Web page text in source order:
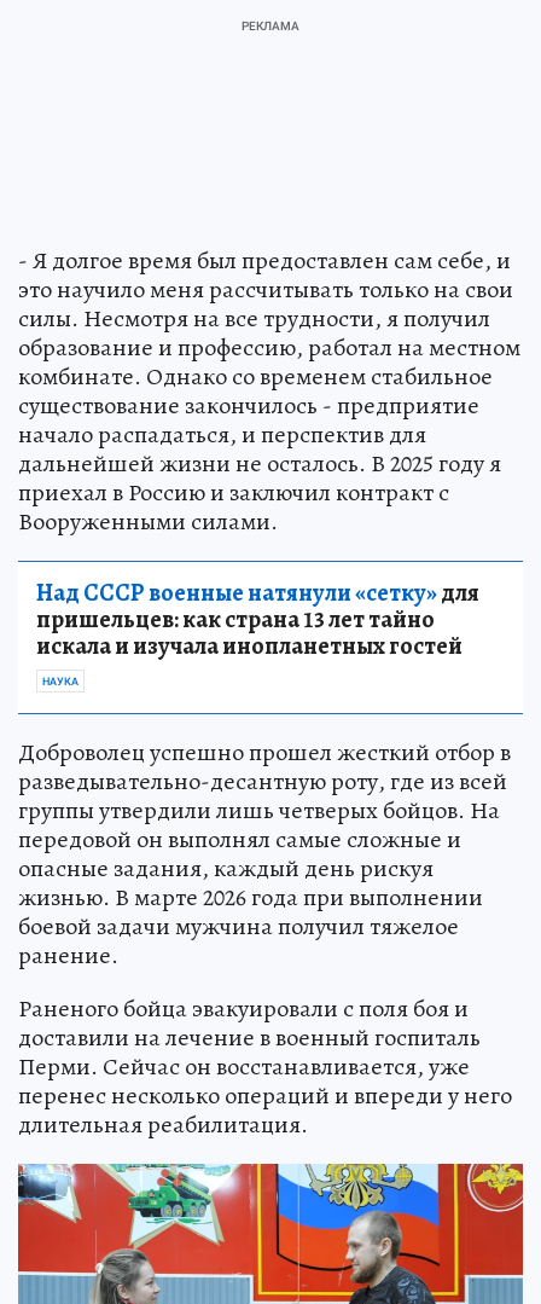
- Я долгое время был предоставлен сам себе, и
это научило меня рассчитывать только на свои
силы. Несмотря на все трудности, я получил
образование и профессию, работал на местном
комбинате. Однако со временем стабильное
существование закончилось - предприятие
начало распадаться, и перспектив для
дальнейшей жизни не осталось. В 2025 году я
приехал в Россию и заключил контракт с
Вооруженными силами.
Над СССР военные натянули «сетку»для
пришельцев: как страна 13 лет тайно
искала и изучала инопланетных гостей
НАУКА
Доброволец успешно прошел жесткий отбор в
разведывательно-десантную роту, где из всей
группы утвердили лишь четверых бойцов. На
передовой он выполнял самые сложные и
опасные задания, каждый день рискуя
жизнью. В марте 2026 года при выполнении
боевой задачи мужчина получил тяжелое
ранение.
Раненого бойца эвакуировали с поля боя и
доставили на лечение в военный госпиталь
Перми. Сейчас он восстанавливается, уже
перенес несколько операций и впереди у него
длительная реабилитация.